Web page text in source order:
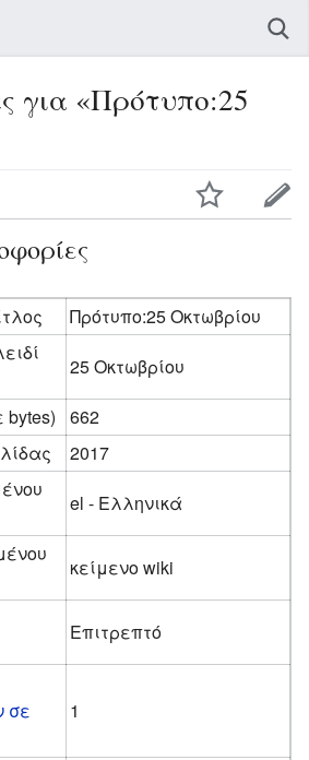
για «Πρότυπο:25
Πρότυπο:25 Οκτωβρίου
25 Οκτωβρίου
bytes)
662
2017
el - Ελληνικά
κείμενο wiki
Επιτρεπτό
σε
1